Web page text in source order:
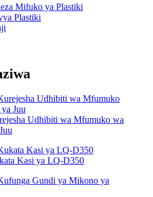
Mifuko ya Plastiki
Plastiki
Udhibiti wa Mfumuko wa
Kasi ya LQ-D350